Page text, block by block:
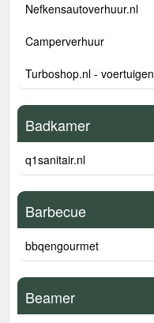
Nefkensautoverhuur.nl
Camperverhuur
Turboshop.nl - voertuigen
Badkamer
q1sanitair.nl
Barbecue
bbqengourmet
Beamer